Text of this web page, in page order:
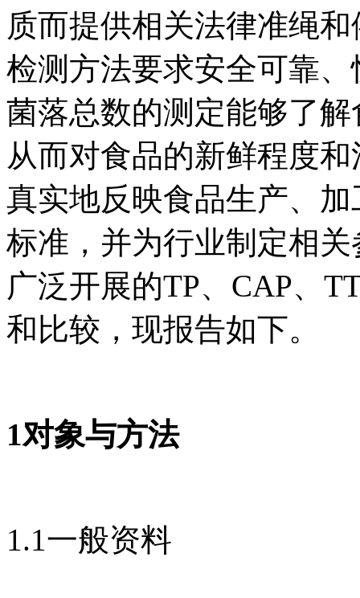
质而提供相关法律准绳
检测方法要求安全可靠
菌落总数的测定能够了
从而对食品的新鲜程度
真实地反映食品生产、
标准，并为行业制定相
广泛开展的TP、CAP、
和比较，现报告如下。
1对象与方法
1.1一般资料